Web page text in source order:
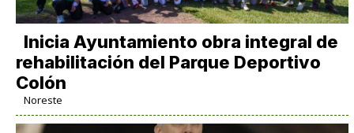
Inicia Ayuntamiento obra integral de
rehabilitación del Parque Deportivo
Colón
Noreste